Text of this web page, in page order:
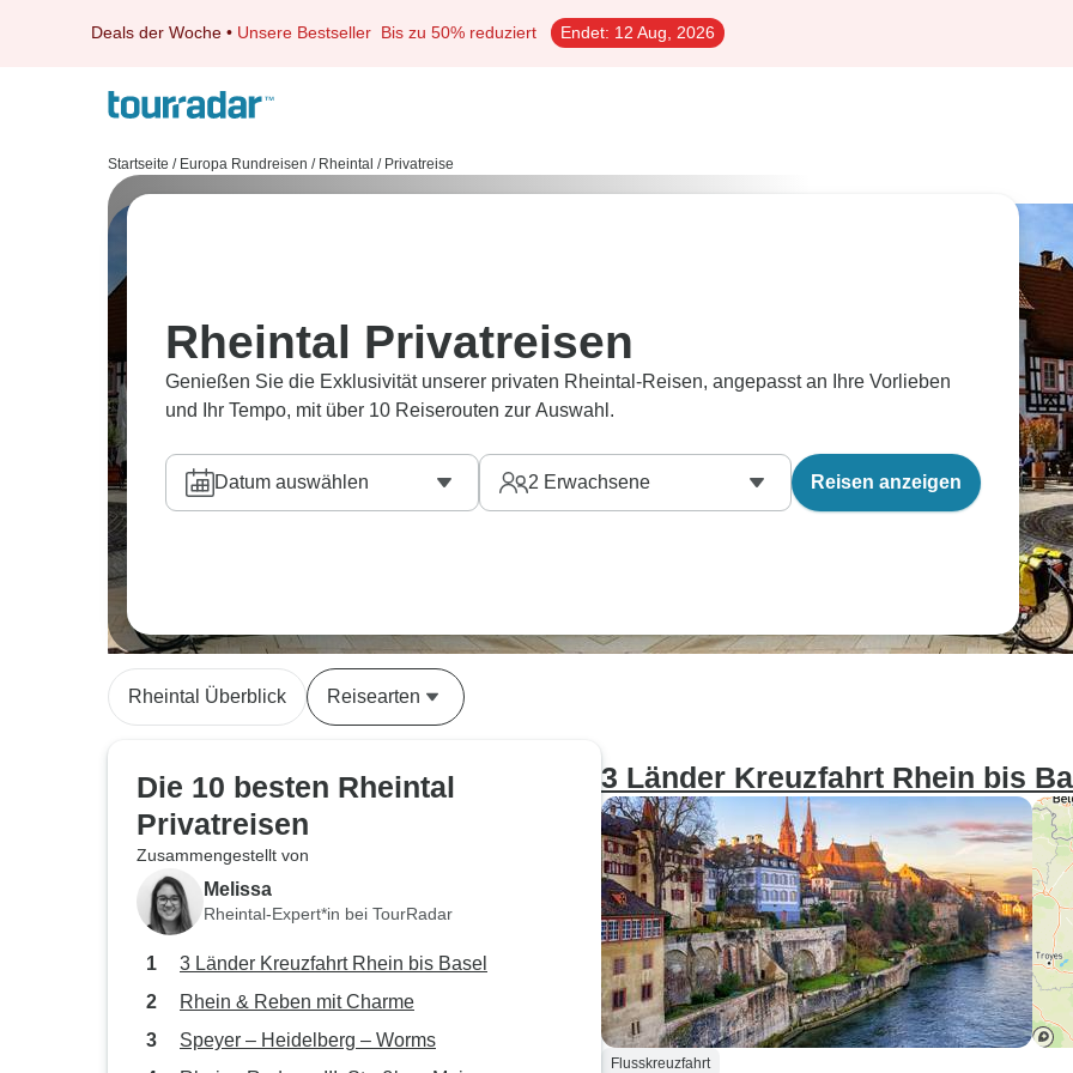
Deals der Woche • Unsere Bestseller Bis zu 50% reduziert Endet: 12 Aug, 2026
Startseite / Europa Rundreisen / Rheintal / Privatreise
Rheintal Privatreisen
Genießen Sie die Exklusivität unserer privaten Rheintal-Reisen, angepasst an Ihre Vorlieben
und Ihr Tempo, mit über 10 Reiserouten zur Auswahl.
Datum auswählen 2 Erwachsene Reisen anzeigen
Rheintal Überblick Reisearten
Die 10 besten Rheintal
Privatreisen
Zusammengestellt von
Melissa
Rheintal-Expert*in bei TourRadar
3 Länder Kreuzfahrt Rhein bis Basel
Rhein & Reben mit Charme
Speyer – Heidelberg – Worms
3 Länder Kreuzfahrt Rhein bis
Flusskreuzfahrt